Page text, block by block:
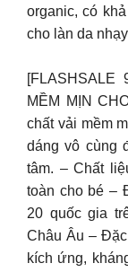
organic, có
cho làn da
MỀM MỊN
chất vải mềm
dáng vô cùng
tâm. – Chất
toàn cho bé –
20 quốc gia
Châu Âu –
kích ứng,